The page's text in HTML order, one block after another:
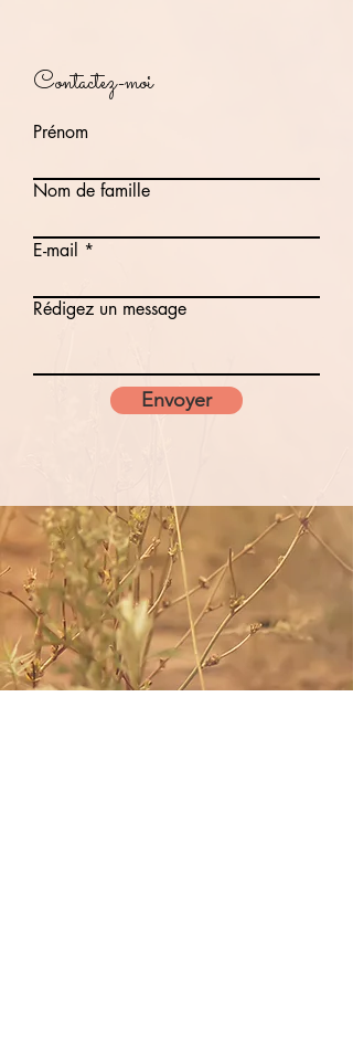
Contactez-moi
Prénom
Nom de famille
E-mail
Rédigez un message
Envoyer